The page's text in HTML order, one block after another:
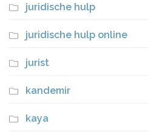
juridische hulp
juridische hulp online
jurist
kandemir
kaya